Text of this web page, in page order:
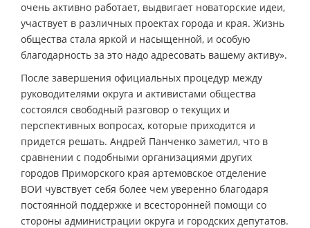
очень активно работает, выдвигает новаторские идеи,
участвует в различных проектах города и края. Жизнь
общества стала яркой и насыщенной, и особую
благодарность за это надо адресовать вашему активу».
После завершения официальных процедур между
руководителями округа и активистами общества
состоялся свободный разговор о текущих и
перспективных вопросах, которые приходится и
придется решать. Андрей Панченко заметил, что в
сравнении с подобными организациями других
городов Приморского края артемовское отделение
ВОИ чувствует себя более чем уверенно благодаря
постоянной поддержке и всесторонней помощи со
стороны администрации округа и городских депутатов.